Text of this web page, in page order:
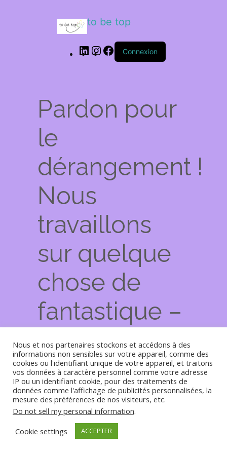
to be top
Connexion
Pardon pour
le
dérangement !
Nous
travaillons
sur quelque
chose de
fantastique –
revenez
bientôt !
Nous et nos partenaires stockons et accédons à des
informations non sensibles sur votre appareil, comme des
cookies ou l'identifiant unique de votre appareil, et traitons
vos données à caractère personnel comme votre adresse
IP ou un identifiant cookie, pour des traitements de
données comme l'affichage de publicités personnalisées, la
mesure des préférences de nos visiteurs, etc.
Do not sell my personal information.
Cookie settings
ACCEPTER